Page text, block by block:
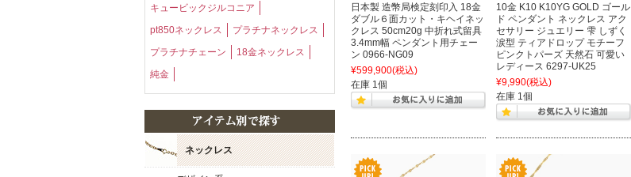
日本製 造幣局検定刻印入 18金
ダブル６面カット・キヘイネッ
クレス 50cm20g 中折れ式留具
3.4mm幅 ペンダント用チェー
ン 0966-NG09
¥599,900(税込)
在庫 1個
10金 K10 K10YG GOLD ゴール
ド ペンダント ネックレス アク
セサリー ジュエリー 雫 しずく
涙型 ティアドロップ モチーフ
ピンクトパーズ 天然石 可愛い
レディース 6297-UK25
¥9,990(税込)
在庫 1個
キュービックジルコニア
pt850ネックレス
プラチナネックレス
プラチナチェーン
18金ネックレス
純金
ネックレス